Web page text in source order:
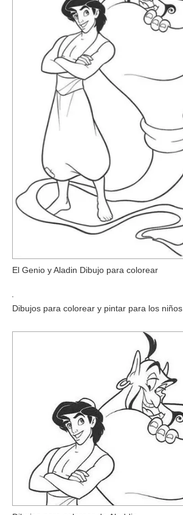
El Genio y Aladin Dibujo para colorear
Dibujos para colorear y pintar para los niños